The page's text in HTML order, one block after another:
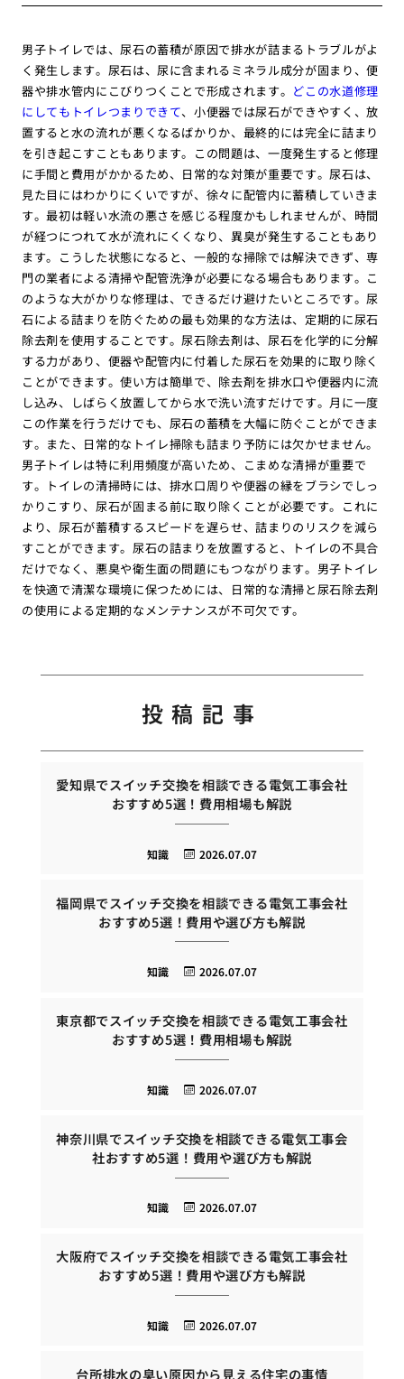
男子トイレでは、尿石の蓄積が原因で排水が詰まるトラブルがよ
く発生します。尿石は、尿に含まれるミネラル成分が固まり、便
器や排水管内にこびりつくことで形成されます。 どこの水道修理
にしてもトイレつまりできて、小便器では尿石ができやすく、放
置すると水の流れが悪くなるばかりか、最終的には完全に詰まり
を引き起こすこともあります。この問題は、一度発生すると修理
に手間と費用がかかるため、日常的な対策が重要です。尿石は、
見た目にはわかりにくいですが、徐々に配管内に蓄積していきま
す。最初は軽い水流の悪さを感じる程度かもしれませんが、時間
が経つにつれて水が流れにくくなり、異臭が発生することもあり
ます。こうした状態になると、一般的な掃除では解決できず、専
門の業者による清掃や配管洗浄が必要になる場合もあります。こ
のような大がかりな修理は、できるだけ避けたいところです。尿
石による詰まりを防ぐための最も効果的な方法は、定期的に尿石
除去剤を使用することです。尿石除去剤は、尿石を化学的に分解
する力があり、便器や配管内に付着した尿石を効果的に取り除く
ことができます。使い方は簡単で、除去剤を排水口や便器内に流
し込み、しばらく放置してから水で洗い流すだけです。月に一度
この作業を行うだけでも、尿石の蓄積を大幅に防ぐことができま
す。また、日常的なトイレ掃除も詰まり予防には欠かせません。
男子トイレは特に利用頻度が高いため、こまめな清掃が重要で
す。トイレの清掃時には、排水口周りや便器の縁をブラシでしっ
かりこすり、尿石が固まる前に取り除くことが必要です。これに
より、尿石が蓄積するスピードを遅らせ、詰まりのリスクを減ら
すことができます。尿石の詰まりを放置すると、トイレの不具合
だけでなく、悪臭や衛生面の問題にもつながります。男子トイレ
を快適で清潔な環境に保つためには、日常的な清掃と尿石除去剤
の使用による定期的なメンテナンスが不可欠です。
投稿記事
愛知県でスイッチ交換を相談できる電気工事会社
おすすめ5選！費用相場も解説
2026.07.07
知識
福岡県でスイッチ交換を相談できる電気工事会社
おすすめ5選！費用や選び方も解説
2026.07.07
知識
東京都でスイッチ交換を相談できる電気工事会社
おすすめ5選！費用相場も解説
2026.07.07
知識
神奈川県でスイッチ交換を相談できる電気工事会
社おすすめ5選！費用や選び方も解説
2026.07.07
知識
大阪府でスイッチ交換を相談できる電気工事会社
おすすめ5選！費用や選び方も解説
2026.07.07
知識
台所排水の臭い原因から見える住宅の事情